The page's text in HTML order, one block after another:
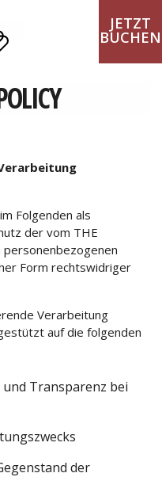
JETZT
BUCHEN
Folgenden als
der vom THE
Form rechtswidriger
Verarbeitung
auf die folgenden
Transparenz bei
der